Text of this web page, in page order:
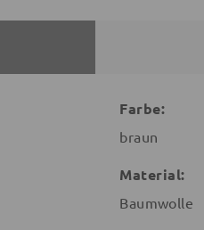
Farbe:
braun
Material:
Baumwolle